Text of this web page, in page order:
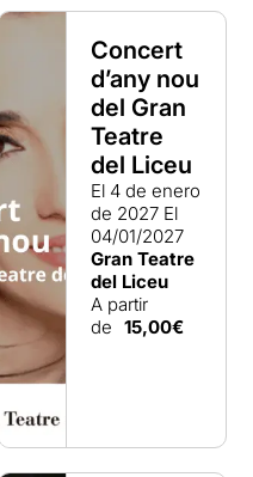
Concert
d’any nou
del Gran
Teatre
del Liceu
El 4 de enero
de 2027 El
04/01/2027
Gran Teatre
del Liceu
A partir
de 15,00€